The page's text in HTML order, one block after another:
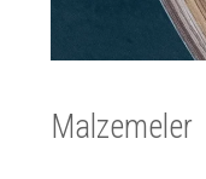
Malzemeler